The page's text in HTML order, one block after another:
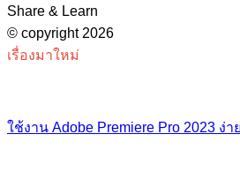
Share & Learn
© copyright 2026
เรื่องมาใหม่
ใช้งาน Adobe Premiere Pro 2023 ง่